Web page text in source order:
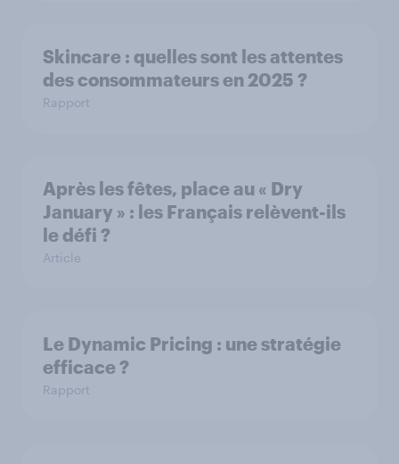
Skincare : quelles sont les attentes
des consommateurs en 2025 ?
Rapport
Après les fêtes, place au « Dry
January » : les Français relèvent-ils
le défi ?
Article
Le Dynamic Pricing : une stratégie
efficace ?
Rapport